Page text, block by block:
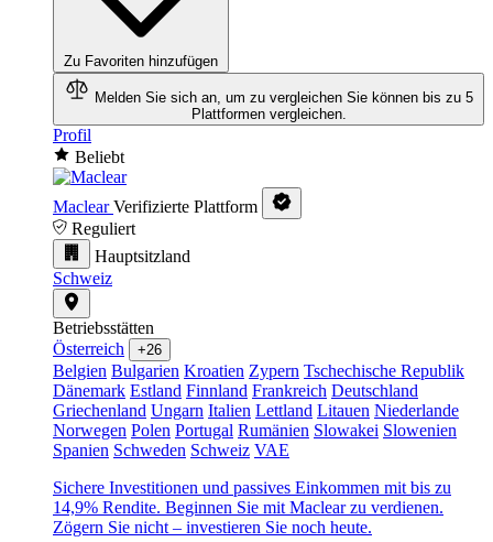
Zu Favoriten hinzufügen
Melden Sie sich an, um zu vergleichen Sie können bis zu 5
Plattformen vergleichen.
Profil
Beliebt
Maclear Verifizierte Plattform
Reguliert
Hauptsitzland
Schweiz
Betriebsstätten
Österreich
+26
Belgien Bulgarien Kroatien Zypern Tschechische Republik
Dänemark Estland Finnland Frankreich Deutschland
Griechenland Ungarn Italien Lettland Litauen Niederlande
Norwegen Polen Portugal Rumänien Slowakei Slowenien
Spanien Schweden Schweiz VAE
Sichere Investitionen und passives Einkommen mit bis zu
14,9% Rendite. Beginnen Sie mit Maclear zu verdienen.
Zögern Sie nicht – investieren Sie noch heute.